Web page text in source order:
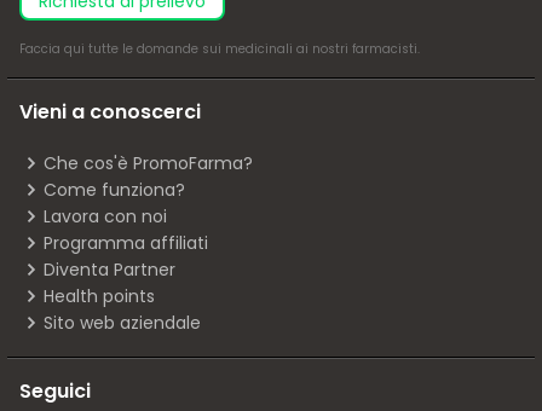
Faccia qui tutte le domande sui medicinali ai nostri farmacisti.
Vieni a conoscerci
Che cos'è PromoFarma?
Come funziona?
Lavora con noi
Programma affiliati
Diventa Partner
Health points
Sito web aziendale
Seguici